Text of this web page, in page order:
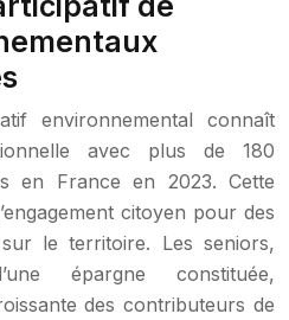
environnemental connaît
avec plus de 180
en France en 2023. Cette
citoyen pour des
le territoire. Les seniors,
épargne constituée,
des contributeurs de